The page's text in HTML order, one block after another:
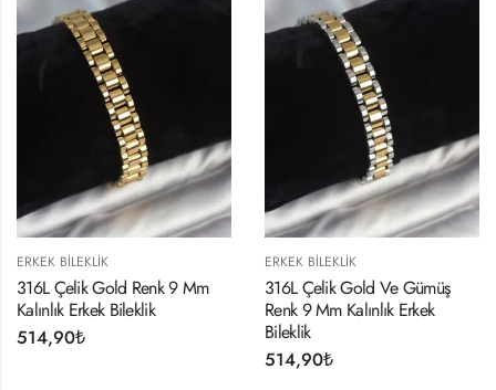
ERKEK BILEKLIK
316L Çelik Gold Renk 9 Mm
Kalınlık Erkek Bileklik
514,90₺
ERKEK BILEKLIK
316L Çelik Gold Ve Gümüş
Renk 9 Mm Kalınlık Erkek
Bileklik
514,90₺